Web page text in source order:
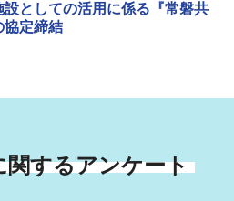
としての活用に係る『常磐共
協定締結
関するアンケート